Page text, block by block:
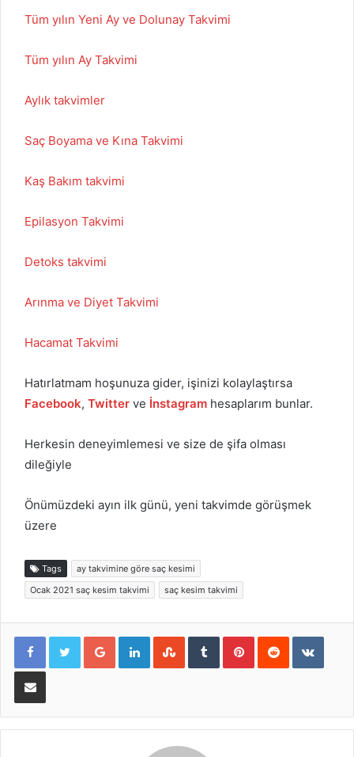
Tüm yılın Yeni Ay ve Dolunay Takvimi
Tüm yılın Ay Takvimi
Aylık takvimler
Saç Boyama ve Kına Takvimi
Kaş Bakım takvimi
Epilasyon Takvimi
Detoks takvimi
Arınma ve Diyet Takvimi
Hacamat Takvimi
Hatırlatmam hoşunuza gider, işinizi kolaylaştırsa
Facebook, Twitter ve İnstagram hesaplarım bunlar.
Herkesin deneyimlemesi ve size de şifa olması
dileğiyle
Önümüzdeki ayın ilk günü, yeni takvimde görüşmek
üzere
Tags
ay takvimine göre saç kesimi
Ocak 2021 saç kesim takvimi
saç kesim takvimi
Google+LinkedInStumbleUpon
TumblrPinterestReddit
E-Posta ile paylaş